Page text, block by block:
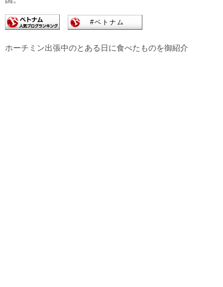
ホーチミン出張中のとある日に食べたものを御紹介